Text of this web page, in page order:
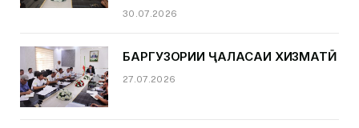
30.07.2026
БАРГУЗОРИИ ҶАЛАСАИ ХИЗМАТӢ
27.07.2026